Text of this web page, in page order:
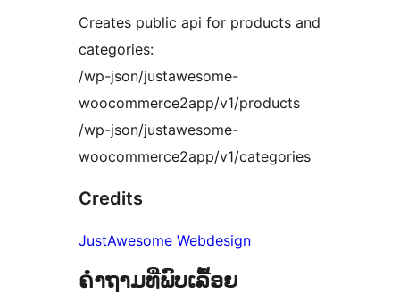
Creates public api for products and
categories:
/wp-json/justawesome-
woocommerce2app/v1/products
/wp-json/justawesome-
woocommerce2app/v1/categories
Credits
JustAwesome Webdesign
ຄຳຖາມທີ່ພົບເລື້ອຍ